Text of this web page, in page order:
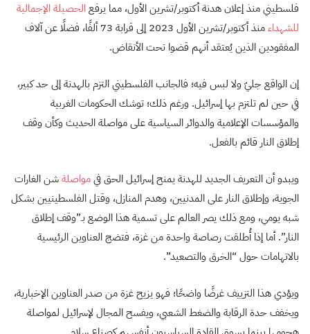
فلسطيني منذ إعلان هدنة أكتوبر/تشرين الأول، مما يرفعالحصيلة الإجمالية
للشهداء
منذ أكتوبر/تشرين الأول 2023 إلى قرابة 73 ألفًا، فضلًا عن آلاف
المفقودين الذين يُعتقد أنهم قضوا تحت الأنقاض.
إن الواقع جليّ ولا لبس فيه؛ فالجانب الفلسطيني التزم بالهدنة إلى حد كبير،
في حين لم تلتزم بها إسرائيل. ورغم ذلك؛ توشك الحكومات الغربية
والمؤسسات الإعلامية والدوائر السياسية على مواصلة الحديث وكأن وقف
إطلاق النار قائم بالفعل.
ويبدو أن التعريف الجديد للهدنة يمنح إسرائيل الحق فيمواصلةشن الغارات
الجوية، وإطلاق النار على المدنيين، وهدم المنازل، وقتل الفلسطينيين بشكل
شبه يومي، ومع ذلك يصر العالم على تسمية هذا الوضع بـ”وقف إطلاق
النار”. أما إذا أُطلقت رصاصة واحدة من غزة، فتضج العناوين الرئيسية
بالاتهامات حول “الخرق والتصعيد”.
ويؤدي هذا التزييف غرضًا واضحًا؛ فهو يزيح غزة من صدر العناوين الإخبارية،
ويخفف حدة الرقابة والضغط الشعبي، ويفسح المجال لإسرائيل لمواصلة